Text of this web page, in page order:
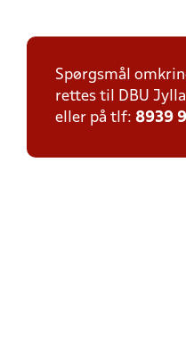
Spørgsmål
rettes til DBU
eller på tlf: 8939